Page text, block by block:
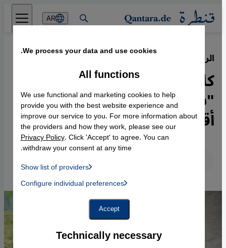
Direkt zum Inhalt springen
AR
الروائية الإندونيسية فيبي إنديراني·
29.12.2019
كاتبة نسوية مسلمة: الله
"شريكي في الجريمة" لأنه
أقرب إليَّ من حبل الوريد
عربي
We process your data and use cookies.
Technically necessary
All functions
We use functional and marketing cookies to help
provide you with the best website experience and
improve our service to you. For more information about
the providers and how they work, please see our
Privacy Policy. Click 'Accept' to agree. You can
withdraw your consent at any time.
Show list of providers
Instagram Embed, Twitter Embed, Youtube Embed
Facebook Embed / Facebook Connect
Google Maps Embed
Configure individual preferences
Accept